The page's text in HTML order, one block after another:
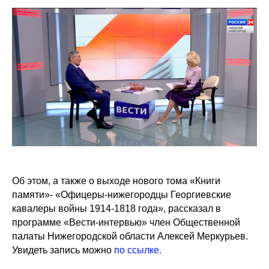
Об этом, а также о выходе нового тома «Книги
памяти»- «Офицеры-нижегородцы Георгиевские
кавалеры войны 1914-1818 года», рассказал в
программе «Вести-интервью» член Общественной
палаты Нижегородской области Алексей Меркурьев.
Увидеть запись можно по ссылке.